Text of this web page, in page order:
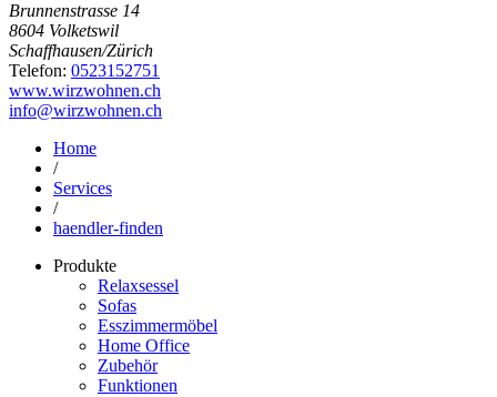
Brunnenstrasse 14
8604 Volketswil
Schaffhausen/Zürich
Telefon: 0523152751
www.wirzwohnen.ch
info@wirzwohnen.ch
Home
/
Services
/
haendler-finden
Produkte
Relaxsessel
Sofas
Esszimmermöbel
Home Office
Zubehör
Funktionen